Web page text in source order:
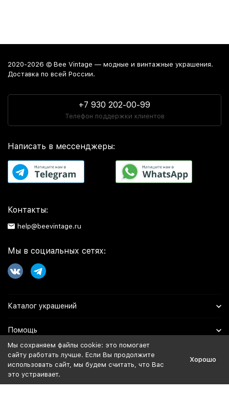
2020-2026 © Bee Vintage — модные и винтажные украшения.
Доставка по всей России.
+7 930 202-00-99
Телефон поддержки клиентов
Написать в мессенджеры:
Контакты:
help@beevintage.ru
Мы в социальных сетях:
Каталог украшений
Помощь
Информация
Политика персональных данных
Мы сохраняем файлы cookie: это помогает
сайту работать лучше. Если Вы продолжите
использовать сайт, мы будем считать, что Вас
это устраивает.
Хорошо